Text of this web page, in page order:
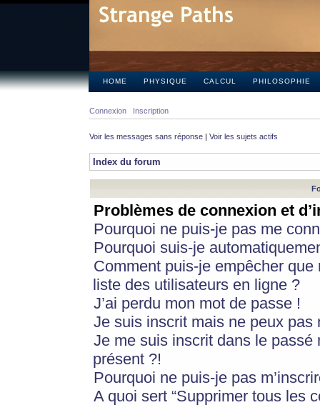
HOME PHYSIQUE CALCUL PHILOSOPHIE
Connexion Inscription
Voir les messages sans réponse | Voir les sujets actifs
Index du forum
Problèmes de connexion et
Pourquoi ne puis-je pas me
Pourquoi suis-je
Comment puis-je empêcher
liste des utilisateurs en ligne ?
J’ai perdu mon mot de passe !
Je suis inscrit mais ne peux pas
Je me suis inscrit dans le
présent ?!
Pourquoi ne puis-je pas
A quoi sert “Supprimer tous les